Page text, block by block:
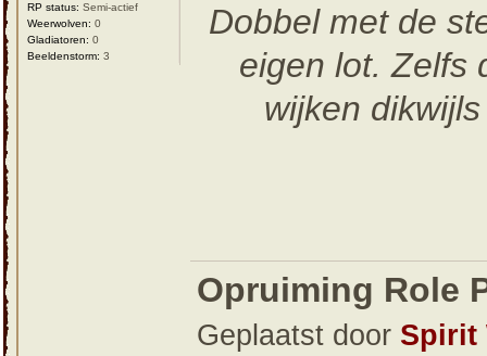
RP status: Semi-actief
Weerwolven: 0
Gladiatoren: 0
Beeldenstorm: 3
Dobbel met de
eigen lot. Zelfs
wijken
Opruiming Role
Geplaatst door Spirit